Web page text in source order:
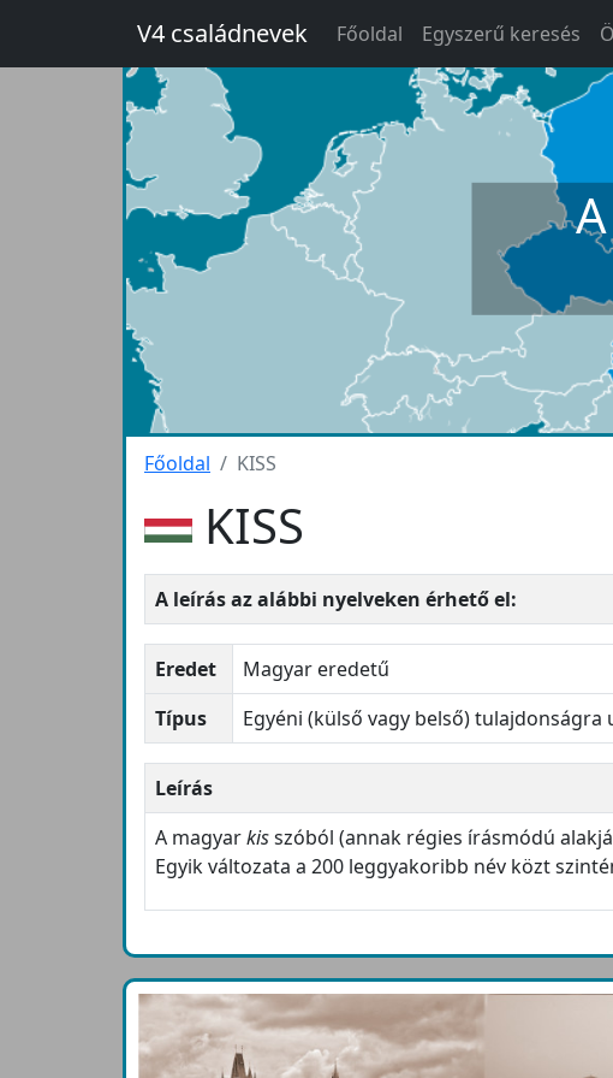
V4 családnevek Főoldal Egyszerű keresés
Főoldal KISS
KISS
A leírás az alábbi nyelveken érhető el:
Eredet
Magyar eredetű
Típus
Egyéni (külső vagy belső) tulajdonságra
Leírás
A magyarkisszóból (annak régies írásmódú
Egyik változata a 200 leggyakoribb név közt